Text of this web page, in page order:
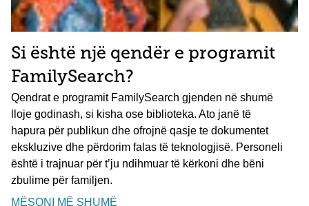
Si është një qendër e programit
FamilySearch?
Qendrat e programit FamilySearch gjenden në shumë
lloje godinash, si kisha ose biblioteka. Ato janë të
hapura për publikun dhe ofrojnë qasje te dokumentet
ekskluzive dhe përdorim falas të teknologjisë. Personeli
është i trajnuar për t’ju ndihmuar të kërkoni dhe bëni
zbulime për familjen.
MËSONI MË SHUMË